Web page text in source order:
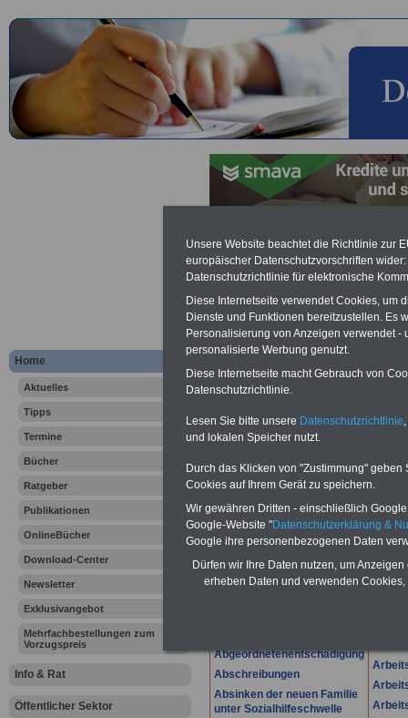
Home
Aktuelles
Tipps
Termine
Bücher
Ratgeber
Publikationen
OnlineBücher
Download-Center
Newsletter
Exklusivangebot
Mehrfachbestellungen zum
Vorzugspreis
Info & Rat
Öffentlicher Sektor
Lexikon
Werbung mit Banner bzw.
Schon zum Festpreis von 250
Monate können Sie einen
Websitefrauen-im-
Interesse, einfach dieses
Ihre Wünsche!
Lexikon für
A
Abänderungsklage
Abfindung des nach-
ehelichen Ehegatten-
Abgeordnetenentschädigung
Abschreibungen
Absinken der neuen Familie
unter Sozialhilfeschwelle
Unsere Website beachtet die Richtlinie zur
europäischer Datenschutzvorschriften
Datenschutzrichtlinie für elektronische
Diese Internetseite verwendet Cookies, um
Dienste und Funktionen bereitzustellen. Es
Personalisierung von Anzeigen verwendet
personalisierte Werbung genutzt.
Diese Internetseite macht Gebrauch von
Datenschutzrichtlinie.
Lesen Sie bitte unsere Datenschutzrichtlinie
und lokalen Speicher nutzt.
Durch das Klicken von "Zustimmung"
Cookies auf Ihrem Gerät zu speichern.
Wir gewähren Dritten - einschließlich
Google-Website "Datenschutzerklärung &
Google ihre personenbezogenen Daten
Dürfen wir Ihre Daten nutzen, um
erheben Daten und verwenden